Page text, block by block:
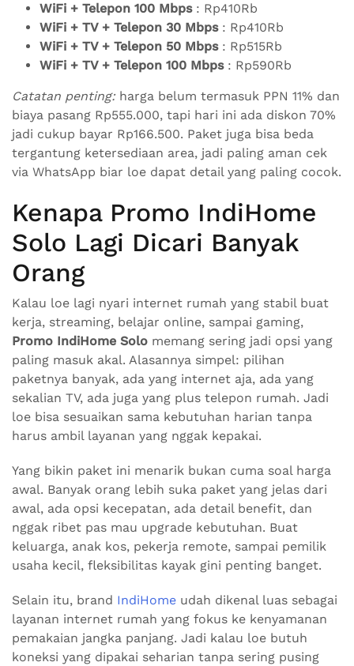
WiFi + Telepon 100 Mbps: Rp410Rb
WiFi + TV + Telepon 30 Mbps: Rp410Rb
WiFi + TV + Telepon 50 Mbps: Rp515Rb
WiFi + TV + Telepon 100 Mbps: Rp590Rb
Catatan penting:harga belum termasuk PPN 11% dan
biaya pasang Rp555.000, tapi hari ini ada diskon 70%
jadi cukup bayar Rp166.500. Paket juga bisa beda
tergantung ketersediaan area, jadi paling aman cek
via WhatsApp biar loe dapat detail yang paling cocok.
Kenapa Promo IndiHome
Solo Lagi Dicari Banyak
Orang
Kalau loe lagi nyari internet rumah yang stabil buat
kerja, streaming, belajar online, sampai gaming,
Promo IndiHome Solo memang sering jadi opsi yang
paling masuk akal. Alasannya simpel: pilihan
paketnya banyak, ada yang internet aja, ada yang
sekalian TV, ada juga yang plus telepon rumah. Jadi
loe bisa sesuaikan sama kebutuhan harian tanpa
harus ambil layanan yang nggak kepakai.
Yang bikin paket ini menarik bukan cuma soal harga
awal. Banyak orang lebih suka paket yang jelas dari
awal, ada opsi kecepatan, ada detail benefit, dan
nggak ribet pas mau upgrade kebutuhan. Buat
keluarga, anak kos, pekerja remote, sampai pemilik
usaha kecil, fleksibilitas kayak gini penting banget.
Selain itu, brand IndiHome udah dikenal luas sebagai
layanan internet rumah yang fokus ke kenyamanan
pemakaian jangka panjang. Jadi kalau loe butuh
koneksi yang dipakai seharian tanpa sering pusing